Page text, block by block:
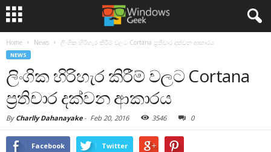
Home News ලිංගික හිරිහැර කිරීම් වලට Cortana ප්‍රතිචාර දක්වන ආකාරය
NEWS
ලිංගික හිරිහැර කිරීම් වලට Cortana
ප්‍රතිචාර දක්වන ආකාරය
By Charlly Dahanayake- Feb 20, 2016 3546 0
Facebook Twitter